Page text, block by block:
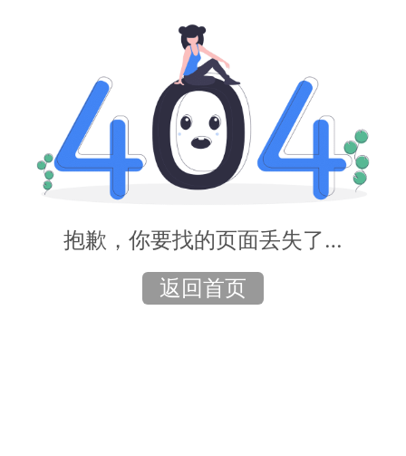
抱歉，你要找的页面丢失了…
返回首页